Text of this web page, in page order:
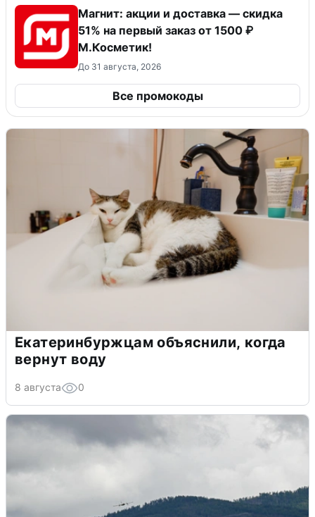
Магнит: акции и доставка — скидка
51% на первый заказ от 1500 ₽
М.Косметик!
До 31 августа, 2026
Все промокоды
Екатеринбуржцам объяснили, когда
вернут воду
8 августа 0